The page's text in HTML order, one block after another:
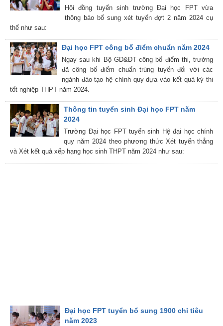
Hội đồng tuyển sinh trường Đại học FPT vừa
thông báo bổ sung xét tuyển đợt 2 năm 2024 cụ
thể như sau:
Đại học FPT công bố điểm chuẩn năm 2024
Ngay sau khi Bộ GD&ĐT công bố điểm thi, trường
đã công bố điểm chuẩn trúng tuyển đối với các
ngành đào tạo hệ chính quy dựa vào kết quả kỳ thi
tốt nghiệp THPT năm 2024.
Thông tin tuyển sinh Đại học FPT năm
2024
Trường Đại học FPT tuyển sinh Hệ đại học chính
quy năm 2024 theo phương thức Xét tuyển thẳng
và Xét kết quả xếp hạng học sinh THPT năm 2024 như sau:
Đại học FPT tuyển bổ sung 1900 chỉ tiêu
năm 2023